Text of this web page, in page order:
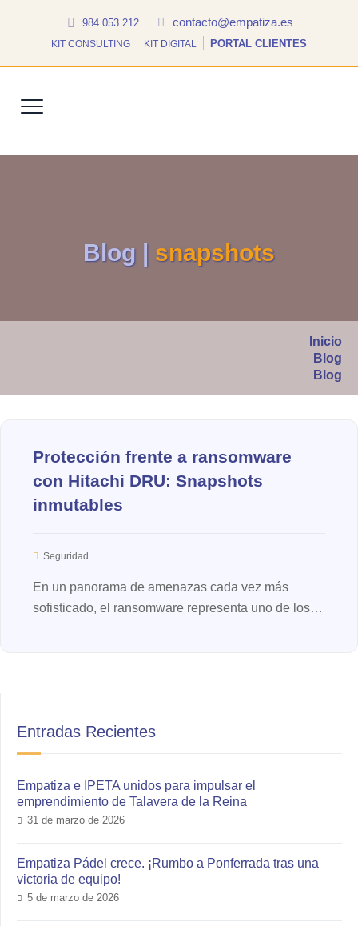
984 053 212 contacto@empatiza.es
KIT CONSULTING KIT DIGITAL PORTAL CLIENTES
Blog | snapshots
Inicio
Blog
2
2
A
B R
2
0
2 5
Protección frente a ransomware
con Hitachi DRU: Snapshots
inmutables
Seguridad
En un panorama de amenazas cada vez más
sofisticado, el ransomware representa uno de los
Entradas Recientes
Empatiza e IPETA unidos para impulsar el
emprendimiento de Talavera de la Reina
31 de marzo de 2026
Empatiza Pádel crece. ¡Rumbo a Ponferrada tras una
victoria de equipo!
5 de marzo de 2026